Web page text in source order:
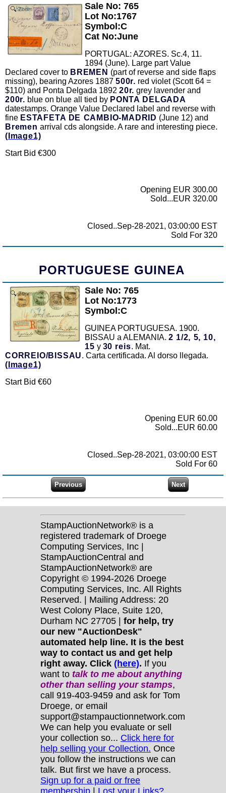
Zoom
Sale No: 765
Lot No:1767
Symbol:C
Cat No:June
PORTUGAL: AZORES. Sc.4, 11.
1894 (June). Large part Value
Declared cover to BREMEN (part of reverse and side flaps
missing), bearing Azores 1887 500r. red violet (Scott 64 =
$110) and Ponta Delgada 1892 20r. grey lavender and
200r. blue on blue all tied by PONTA DELGADA
datestamps. Orange Value Declared label and reverse with
fine ESTAFETA DE CAMBIO-MADRID (June 12) and
Bremen arrival cds alongside. A rare and interesting piece.
(Image1)
Start Bid €300
Opening EUR 300.00
Sold...EUR 320.00
Closed..Sep-28-2021, 03:00:00 EST
Sold For 320
PORTUGUESE GUINEA
Zoom
Sale No: 765
Lot No:1773
Symbol:C
GUINEA PORTUGUESA. 1900.
BISSAU a ALEMANIA. 2 1/2, 5, 10,
15 y 30 reis. Mat.
CORREIO/BISSAU. Carta certificada. Al dorso llegada.
(Image1)
Start Bid €60
Opening EUR 60.00
Sold...EUR 60.00
Closed..Sep-28-2021, 03:00:00 EST
Sold For 60
StampAuctionNetwork® is a
registered trademark of Droege
Computing Services, Inc |
StampAuctionCentral and
StampAuctionNetwork® are
Copyright © 1994-2026 Droege
Computing Services, Inc. All Rights
Reserved. | Mailing Address: 20
West Colony Place, Suite 120,
Durham NC 27705 | for help, try
our new "AuctionDesk"
automated help line. It is the best
way to contact us and get help
right away. Click (here). If you
want to talk to me about anything
otherthan selling your stamps,
call 919-403-9459 and ask for Tom
Droege, or email
support@stampauctionnetwork.com
We can help you evaluate or sell
your collection so... Click here for
help selling your Collection. Once
you follow the instructions we can
talk. But first we have a process.
Sign up for a paid or free
membership | Lost your Links?